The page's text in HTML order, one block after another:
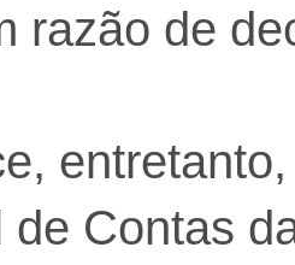
razão de
de Contas